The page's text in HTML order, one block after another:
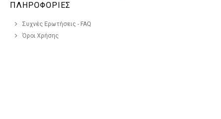
ΠΛΗΡΟΦΟΡΙΕΣ
Συχνές Ερωτήσεις - FAQ
Όροι Χρήσης